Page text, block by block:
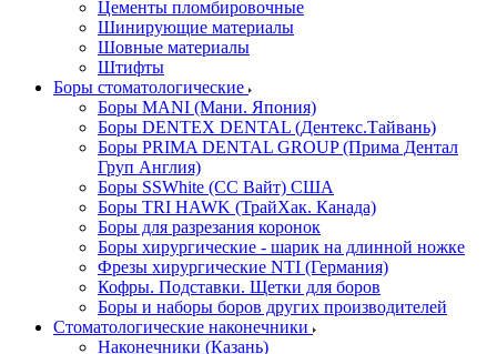
Цементы пломбировочные
Шинирующие материалы
Шовные материалы
Штифты
Боры стоматологические
Боры MANI (Мани. Япония)
Боры DENTEX DENTAL (Дентекс.Тайвань)
Боры PRIMA DENTAL GROUP (Прима Дентал
Груп Англия)
Боры SSWhite (СС Вайт) США
Боры TRI HAWK (ТрайХак. Канада)
Боры для разрезания коронок
Боры хирургические - шарик на длинной ножке
Фрезы хирургические NTI (Германия)
Кофры. Подставки. Щетки для боров
Боры и наборы боров других производителей
Стоматологические наконечники
Наконечники (Казань)